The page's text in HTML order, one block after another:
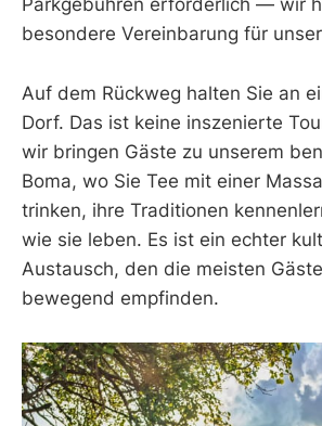
Parkgebühren erforderlich — wir
besondere Vereinbarung für
Auf dem Rückweg halten Sie an
Dorf. Das ist keine inszenierte
wir bringen Gäste zu unserem
Boma, wo Sie Tee mit einer
trinken, ihre Traditionen
wie sie leben. Es ist ein echter
Austausch, den die meisten
bewegend empfinden.